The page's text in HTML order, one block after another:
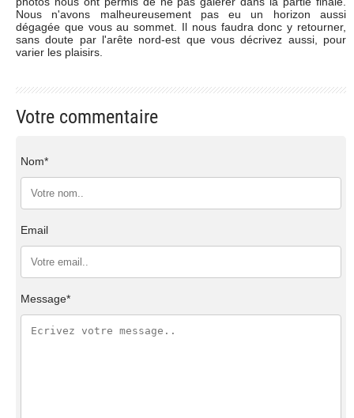
Nous n'avons malheureusement pas eu un horizon aussi
dégagée que vous au sommet. Il nous faudra donc y retourner,
sans doute par l'arête nord-est que vous décrivez aussi, pour
varier les plaisirs.
Votre commentaire
Nom*
Email
Message*